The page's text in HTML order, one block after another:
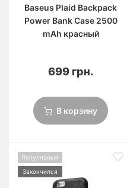
Baseus Plaid Backpack
Power Bank Case 2500
mAh красный
699 грн.
В корзину
Популярный
Закончился